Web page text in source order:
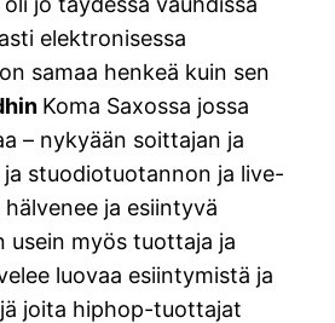
elektronisessa
samaa henkeä kuin sen
Koma Saxossa jossa
– nykyään soittajan ja
stuodiotuotannon ja live-
ja esiintyvä
usein myös tuottaja ja
luovaa esiintymistä ja
joita hiphop-tuottajat